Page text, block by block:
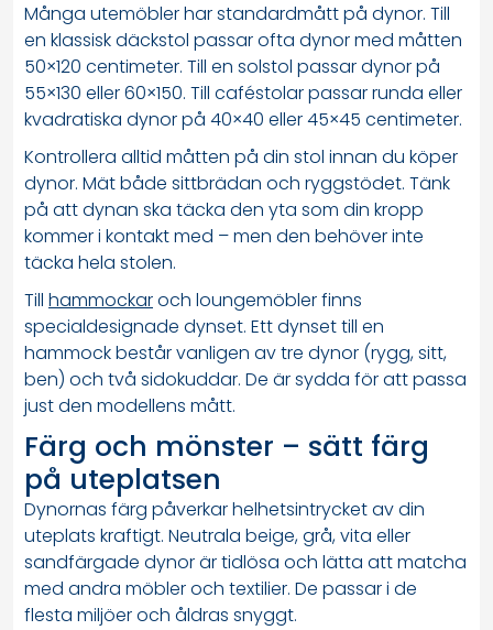
Många utemöbler har standardmått på dynor. Till
en klassisk däckstol passar ofta dynor med måtten
50×120 centimeter. Till en solstol passar dynor på
55×130 eller 60×150. Till caféstolar passar runda eller
kvadratiska dynor på 40×40 eller 45×45 centimeter.
Kontrollera alltid måtten på din stol innan du köper
dynor. Mät både sittbrädan och ryggstödet. Tänk
på att dynan ska täcka den yta som din kropp
kommer i kontakt med – men den behöver inte
täcka hela stolen.
Till hammockaroch loungemöbler finns
specialdesignade dynset. Ett dynset till en
hammock består vanligen av tre dynor (rygg, sitt,
ben) och två sidokuddar. De är sydda för att passa
just den modellens mått.
Färg och mönster – sätt färg
på uteplatsen
Dynornas färg påverkar helhetsintrycket av din
uteplats kraftigt. Neutrala beige, grå, vita eller
sandfärgade dynor är tidlösa och lätta att matcha
med andra möbler och textilier. De passar i de
flesta miljöer och åldras snyggt.